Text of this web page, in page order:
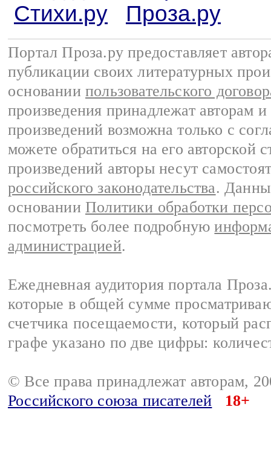
Стихи.ру
Проза.ру
Портал Проза.ру предоставляет
публикации своих литературных
основании пользовательского
произведения принадлежат авторам
произведений возможна только с
можете обратиться на его авторской
произведений авторы несут
российского законодательства.
основании Политики обработки
посмотреть более подробную
администрацией.
Ежедневная аудитория портала
которые в общей сумме
счетчика посещаемости, который
графе указано по две цифры:
© Все права принадлежат авторам,
Российского союза писателей
18+